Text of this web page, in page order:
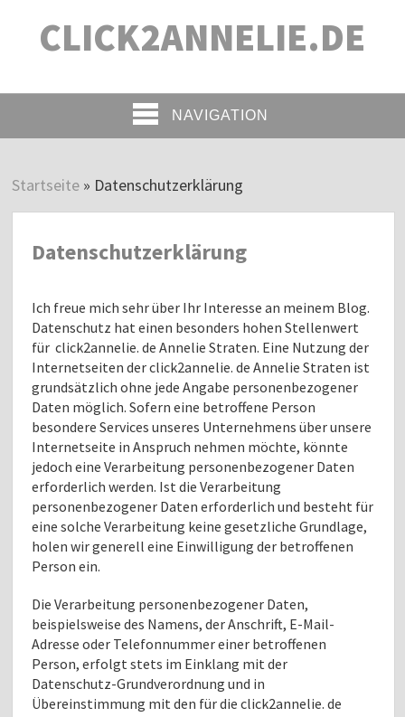
CLICK2ANNELIE.DE
NAVIGATION
Startseite » Datenschutzerklärung
Datenschutzerklärung
Ich freue mich sehr über Ihr Interesse an meinem Blog.
Datenschutz hat einen besonders hohen Stellenwert
für click2annelie. de Annelie Straten. Eine Nutzung der
Internetseiten der click2annelie. de Annelie Straten ist
grundsätzlich ohne jede Angabe personenbezogener
Daten möglich. Sofern eine betroffene Person
besondere Services unseres Unternehmens über unsere
Internetseite in Anspruch nehmen möchte, könnte
jedoch eine Verarbeitung personenbezogener Daten
erforderlich werden. Ist die Verarbeitung
personenbezogener Daten erforderlich und besteht für
eine solche Verarbeitung keine gesetzliche Grundlage,
holen wir generell eine Einwilligung der betroffenen
Person ein.
Die Verarbeitung personenbezogener Daten,
beispielsweise des Namens, der Anschrift, E-Mail-
Adresse oder Telefonnummer einer betroffenen
Person, erfolgt stets im Einklang mit der
Datenschutz-Grundverordnung und in
Übereinstimmung mit den für die click2annelie. de